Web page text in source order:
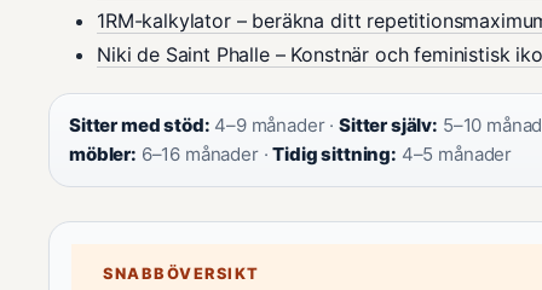
1RM-kalkylator – beräkna ditt
Niki de Saint Phalle – Konstnär och feministisk
Sitter med stöd: 4–9 månader ·Sitter själv: 5–10
möbler: 6–16 månader ·Tidig sittning: 4–5 månader
SNABBÖVERSIKT